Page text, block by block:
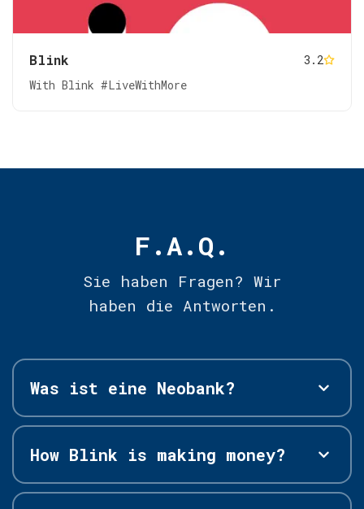
Blink
3.2
With Blink #LiveWithMore
F.A.Q.
Sie haben Fragen? Wir
haben die Antworten.
Was ist eine Neobank?
How Blink is making money?